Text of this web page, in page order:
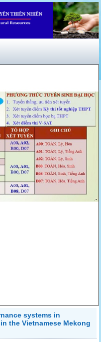
systems in
the Vietnamese Mekong